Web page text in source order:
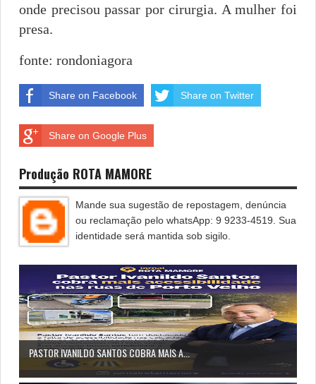
onde precisou passar por cirurgia. A mulher foi
presa.
fonte: rondoniagora
Share on Facebook Share on Twitter
Share on Google Plus
Produção ROTA MAMORE
Mande sua sugestão de repostagem, denúncia
ou reclamação pelo whatsApp: 9 9233-4519. Sua
identidade será mantida sob sigilo.
PASTOR IVANILDO SANTOS COBRA MAIS A...